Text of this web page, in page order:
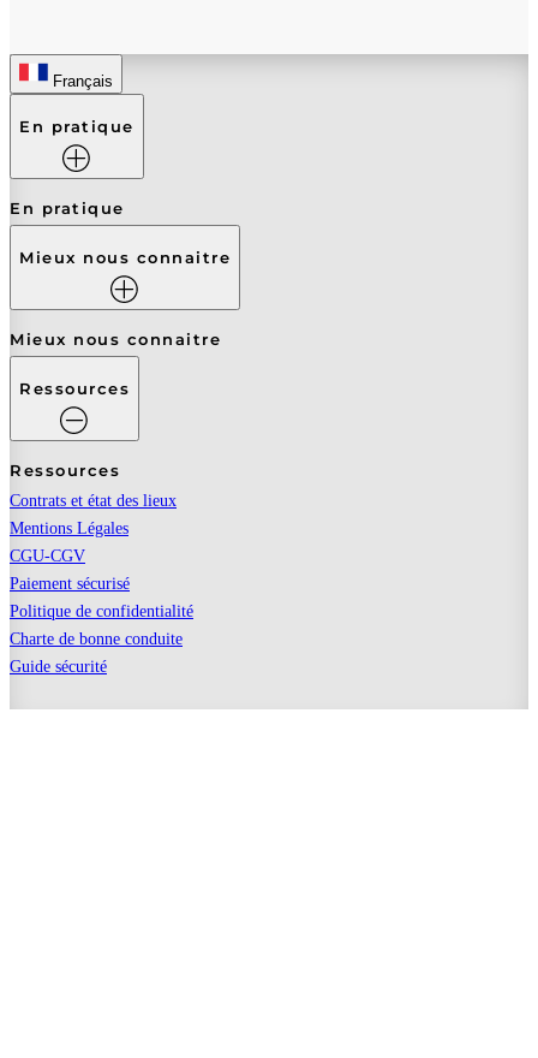
Français
En pratique
En pratique
Mieux nous connaitre
Mieux nous connaitre
Ressources
Ressources
Contrats et état des lieux
Mentions Légales
CGU-CGV
Paiement sécurisé
Politique de confidentialité
Charte de bonne conduite
Guide sécurité